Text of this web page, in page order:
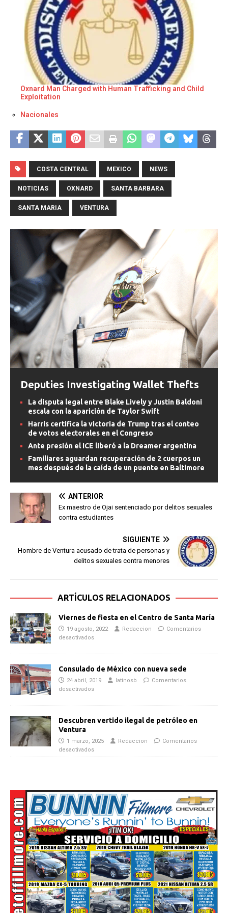
Oxnard Man Charged with Human Trafficking and Child
Exploitation
Respecto a
Nacionales
COSTA CENTRAL MEXICO NEWS
NOTICIAS OXNARD SANTA BARBARA
SANTA MARIA VENTURA
Deputies Investigating Wallet Thefts
La disputa legal entre Blake Lively y Justin Baldoni
escala con la aparición de Taylor Swift
Harris certifica la victoria de Trump tras el conteo
de votos electorales en el Congreso
Ante presión el ICE liberó a la Dreamer argentina
Familiares aguardan recuperación de 2 cuerpos un
mes después de la caída de un puente en Baltimore
ANTERIOR
Ex maestro de Ojai sentenciado por delitos sexuales
contra estudiantes
SIGUIENTE
Hombre de Ventura acusado de trata de personas y
delitos sexuales contra menores
ARTÍCULOS RELACIONADOS
Viernes de fiesta en el Centro de Santa María
19 agosto, 2022 Redaccion
Comentarios
desactivados
Consulado de México con nueva sede
24 abril, 2019 latinosb
Comentarios
desactivados
Descubren vertido ilegal de petróleo en
Ventura
1 marzo, 2025 Redaccion
Comentarios
desactivados